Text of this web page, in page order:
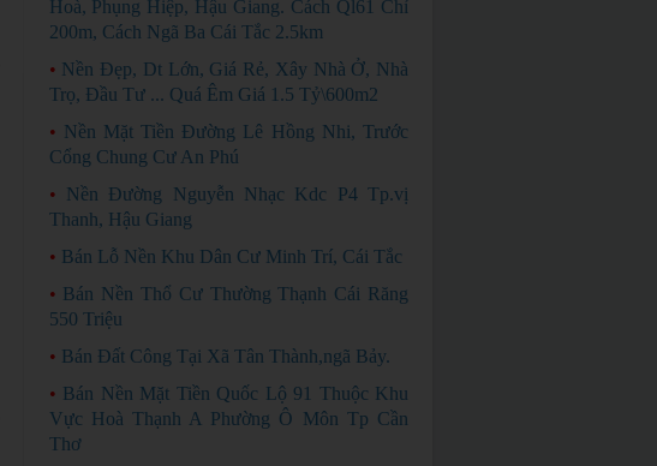
Hoà, Phụng Hiệp, Hậu Giang. Cách Ql61 Chỉ
200m, Cách Ngã Ba Cái Tắc 2.5km
• Nền Đẹp, Dt Lớn, Giá Rẻ, Xây Nhà Ở, Nhà
Trọ, Đầu Tư ... Quá Êm Giá 1.5 Tỷ\600m2
• Nền Mặt Tiền Đường Lê Hồng Nhi, Trước
Cổng Chung Cư An Phú
• Nền Đường Nguyễn Nhạc Kdc P4 Tp.vị
Thanh, Hậu Giang
• Bán Lỗ Nền Khu Dân Cư Minh Trí, Cái Tắc
• Bán Nền Thổ Cư Thường Thạnh Cái Răng
550 Triệu
• Bán Đất Công Tại Xã Tân Thành,ngã Bảy.
• Bán Nền Mặt Tiền Quốc Lộ 91 Thuộc Khu
Vực Hoà Thạnh A Phường Ô Môn Tp Cần
Thơ